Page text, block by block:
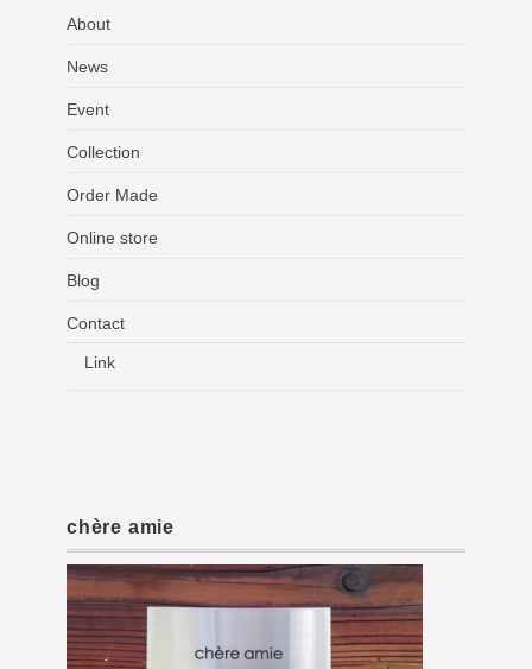
About
News
Event
Collection
Order Made
Online store
Blog
Contact
Link
chère amie